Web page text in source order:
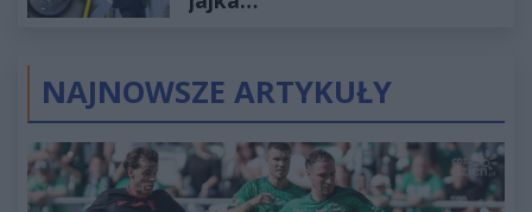
NAJNOWSZE ARTYKUŁY